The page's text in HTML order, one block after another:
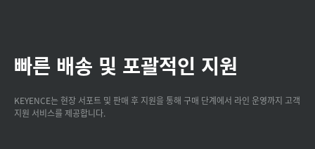
빠른 배송 및 포괄적인 지원
KEYENCE는 현장 서포트 및 판매 후 지원을 통해 구매 단계에서 라인 운영까지 고객
지원 서비스를 제공합니다.